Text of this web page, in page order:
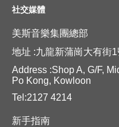
社交媒體
美斯音樂集團總部
地址 :九龍新蒲崗大有街
Address :Shop A, G/F,
Po Kong, Kowloon
Tel:2127 4214
新手指南